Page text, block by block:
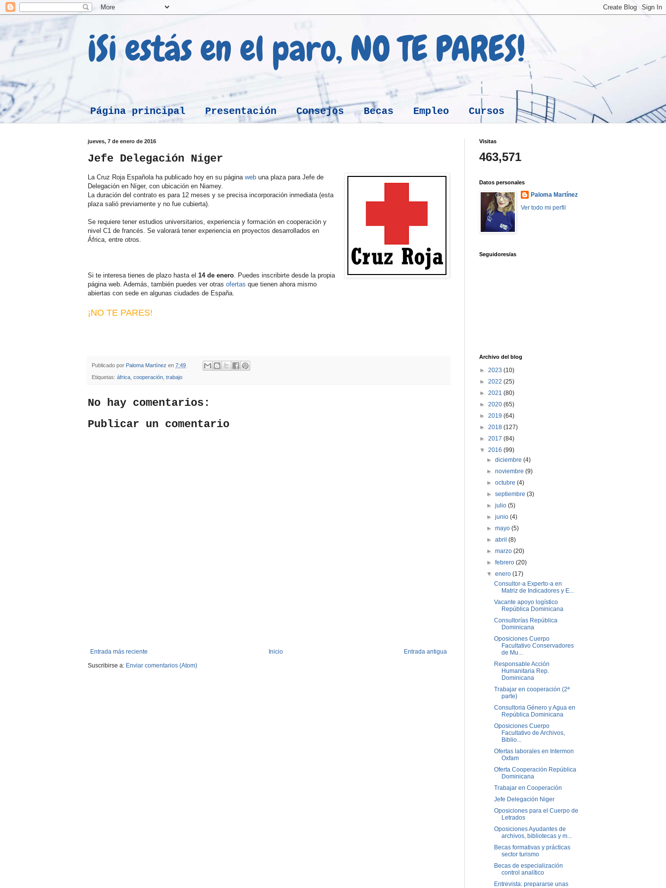
¡Si estás en el paro, NO TE PARES!
Página principal Presentación Consejos Becas Empleo Cursos
jueves, 7 de enero de 2016
Jefe Delegación Niger
La Cruz Roja Española ha publicado hoy en su página web una plaza para Jefe de
Delegación en Níger, con ubicación en Niamey.
La duración del contrato es para 12 meses y se precisa incorporación inmediata (esta
plaza salió previamente y no fue cubierta).
Se requiere tener estudios universitarios, experiencia y formación en cooperación y
nivel C1 de francés. Se valorará tener experiencia en proyectos desarrollados en
África, entre otros.
Si te interesa tienes de plazo hasta el 14 de enero . Puedes inscribirte desde la propia
página web. Además, también puedes ver otras ofertas que tienen ahora mismo
abiertas con sede en algunas ciudades de España.
¡NO TE PARES!
Publicado por Paloma Martínez en 7:49
Etiquetas: áfrica cooperación trabajo
No hay comentarios:
Publicar un comentario
Entrada más reciente Entrada antigua
Inicio
Suscribirse a: Enviar comentarios (Atom)
Visitas
463,571
Datos personales
Paloma Martínez
Ver todo mi perfil
Seguidores/as
Archivo del blog
► 2023 (10)
► 2022 (25)
► 2021 (80)
► 2020 (65)
► 2019 (64)
► 2018 (127)
► 2017 (84)
▼ 2016 (99)
►diciembre(4)
►noviembre(9)
►octubre(4)
►septiembre(3)
►julio(5)
►junio(4)
►mayo(5)
►abril(8)
►marzo(20)
►febrero(20)
▼enero(17)
Consultor-a Experto-a en
Matriz de Indicadores y E...
Vacante apoyo logístico
República Dominicana
Consultorías República
Dominicana
Oposiciones Cuerpo
Facultativo Conservadores
de Mu...
Responsable Acción
Humanitaria Rep.
Dominicana
Trabajar en cooperación (2ª
parte)
Consultoria Género y Agua en
República Dominicana
Oposiciones Cuerpo
Facultativo de Archivos,
Biblio...
Ofertas laborales en Intermon
Oxfam
Oferta Cooperación República
Dominicana
Trabajar en Cooperación
Jefe Delegación Niger
Oposiciones para el Cuerpo de
Letrados
Oposiciones Ayudantes de
archivos, bibliotecas y m...
Becas formativas y prácticas
sector turismo
Becas de especialización
control analítico
Entrevista: prepararse unas